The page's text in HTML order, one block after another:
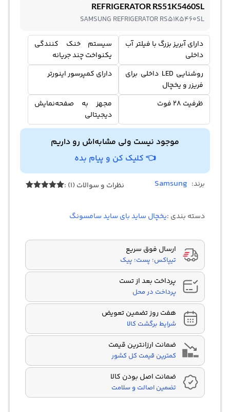
REFRIGERATOR RS51K5460SL
SAMSUNG REFRIGERATOR RS51K5460SL
دارای آبریز بزرگ با فیلتر آب
داخلی
سیستم خنک کنندگی
یکنواخت چند جریانه
روشنایی LED داخلی برای
فریزر و یخچال
دارای کمپرسور اینورتر
ظرفیت 28 فوت
مجهز به صفحه‌نمایش
دیجیتالی
موجود نیست ولی مشابه‌اش رو داریم
👈 کلیک کن و پیام بده
برند: Samsung نظرات و سوالات (1) :
دسته بندی :یخچال ساید بای ساید سامسونگ
ارسال فوق سریع
تیپاکس؛ پست؛ پیک
پرداخت بعد از تست
پرداخت در محل
هفت روز تضمین تعویض
شرایط برگشت کالا
ضمانت ارزانترین قیمت
کمترین قیمت کل کشور
ضمانت اصل بودن کالا
تضمین اصالت و سلامت